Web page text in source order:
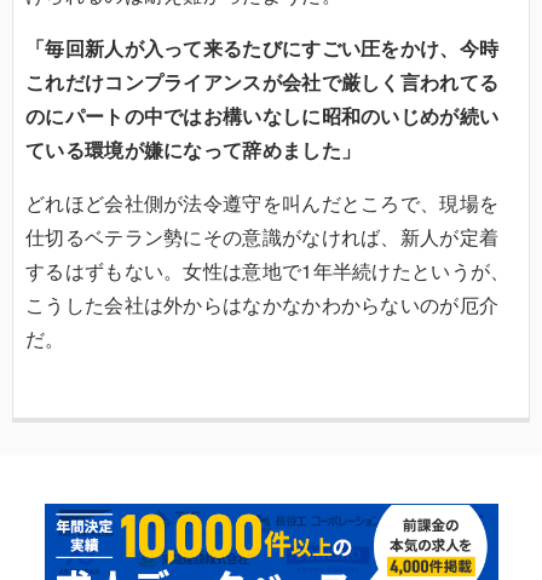
「毎回新人が入って来るたびにすごい圧をかけ、今時
これだけコンプライアンスが会社で厳しく言われてる
のにパートの中ではお構いなしに昭和のいじめが続い
ている環境が嫌になって辞めました」
どれほど会社側が法令遵守を叫んだところで、現場を
仕切るベテラン勢にその意識がなければ、新人が定着
するはずもない。女性は意地で1年半続けたというが、
こうした会社は外からはなかなかわからないのが厄介
だ。